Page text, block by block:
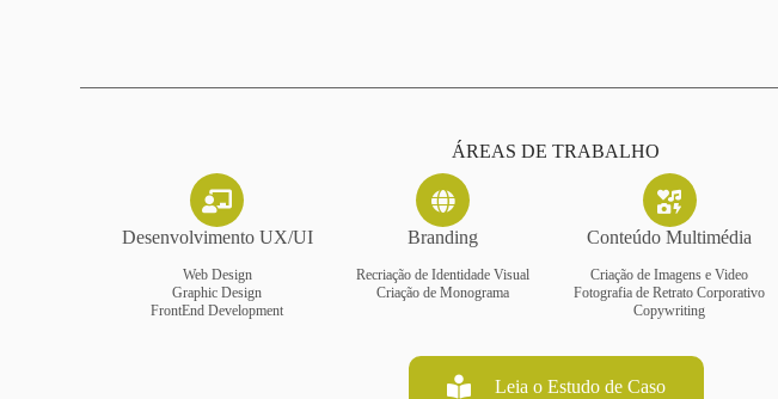
ÁREAS DE TRABALHO
Desenvolvimento UX/UI
Web Design
Graphic Design
FrontEnd Development
Branding
Recriação de Identidade Visual
Criação de Monograma
Conteúdo Multimédia
Criação de Imagens e Video
Fotografia de Retrato Corporativo
Copywriting
Leia o Estudo de Caso